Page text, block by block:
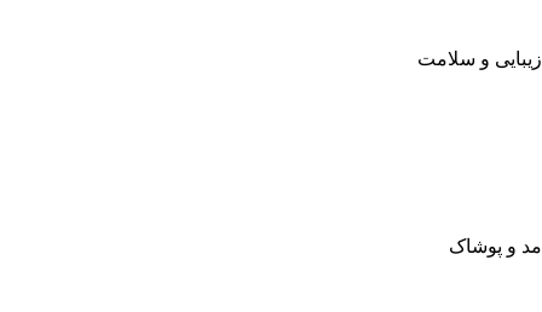
زیبایی و سلامت
مد و پوشاک